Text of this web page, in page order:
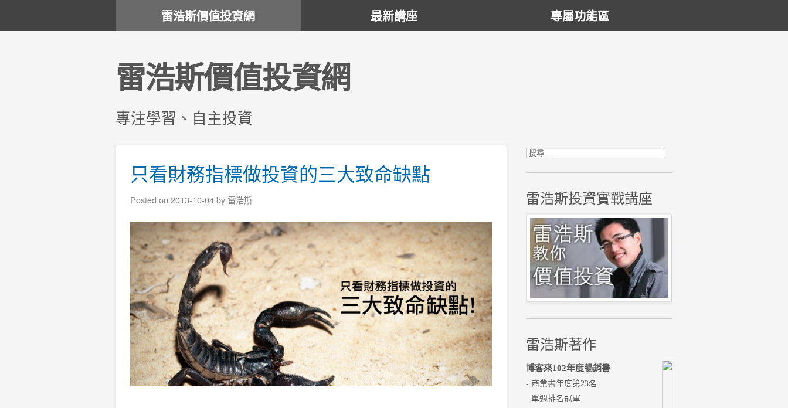
雷浩斯價值投資網 最新講座 專屬功能區
雷浩斯價值投資網
專注學習、自主投資
只看財務指標做投資的三大致命缺點
Posted on 2013-10-04by 雷浩斯
搜尋關鍵字:
雷浩斯投資實戰講座
雷浩斯著作
博客來102年度暢銷書
- 商業書年度第23名
- 單週排名冠軍